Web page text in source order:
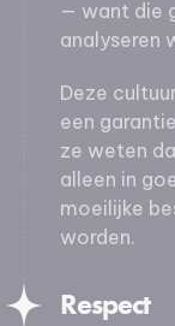
— want die
analyseren
Deze
een
ze weten
alleen in
moeilijke
worden.
Respect